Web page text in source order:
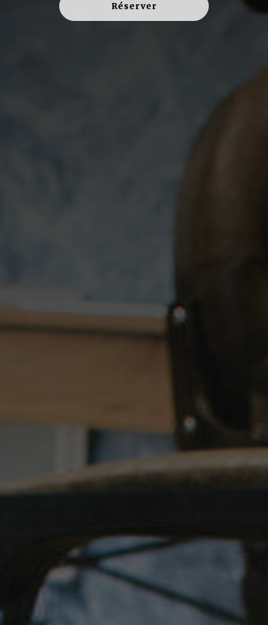
Réserver